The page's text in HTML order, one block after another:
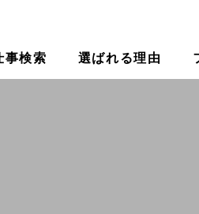
事検索 選ばれる理由